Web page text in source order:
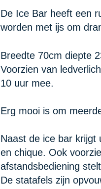
De Ice Bar heeft een
worden met ijs om
Breedte 70cm diepte
Voorzien van
10 uur mee.
Erg mooi is om
Naast de ice bar krijgt
en chique. Ook
afstandsbediening
De statafels zijn